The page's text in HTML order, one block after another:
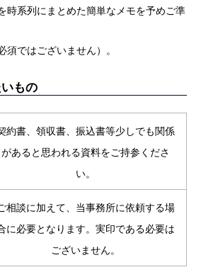
系列にまとめた簡単なメモを予めご準
ではございません）。
もの
約書、領収書、振込書等少しでも関係
があると思われる資料をご持参くださ
い。
相談に加えて、当事務所に依頼する場
に必要となります。実印である必要は
ございません。